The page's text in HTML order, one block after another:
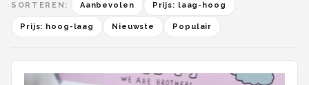
SORTEREN: Aanbevolen Prijs: laag-hoog
Prijs: hoog-laag Nieuwste Populair